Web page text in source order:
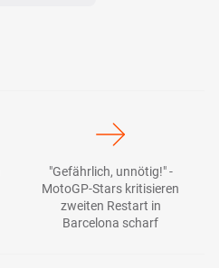
"Gefährlich, unnötig!" -
MotoGP-Stars kritisieren
zweiten Restart in
Barcelona scharf